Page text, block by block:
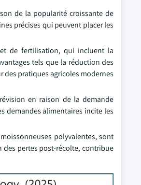
de la popularité croissante de
précises qui peuvent placer les
de fertilisation, qui incluent la
tels que la réduction des
des pratiques agricoles modernes
en raison de la demande
demandes alimentaires incite les
polyvalentes, sont
pertes post-récolte, contribue